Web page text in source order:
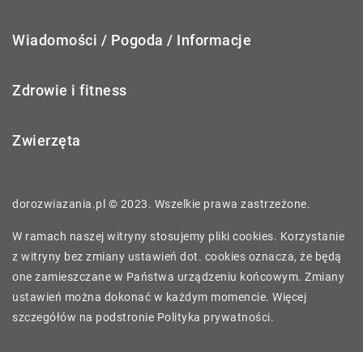
Wiadomości / Pogoda / Informacje
Zdrowie i fitness
Zwierzęta
dorozwiazania.pl © 2023. Wszelkie prawa zastrzeżone.
W ramach naszej witryny stosujemy pliki cookies. Korzystanie
z witryny bez zmiany ustawień dot. cookies oznacza, że będą
one zamieszczane w Państwa urządzeniu końcowym. Zmiany
ustawień można dokonać w każdym momencie. Więcej
szczegółów na podstronie Polityka prywatności.